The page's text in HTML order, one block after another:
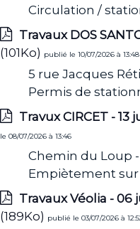
Circulation /
Travaux DOS
(101Ko) publié le 10/07/2026 à 13:48
5 rue Jacques
Permis de
Travux CIRCET -
le 08/07/2026 à 13:46
Chemin du Loup
Empiètement sur
Travaux Véolia -
(189Ko) publié le 03/07/2026 à